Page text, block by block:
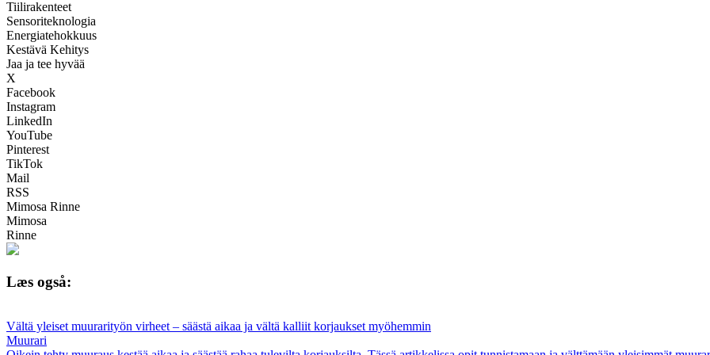
Tiilirakenteet
Sensoriteknologia
Energiatehokkuus
Kestävä Kehitys
Jaa ja tee hyvää
X
Facebook
Instagram
LinkedIn
YouTube
Pinterest
TikTok
Mail
RSS
Mimosa Rinne
Mimosa
Rinne
Læs også:
Vältä yleiset muurarityön virheet – säästä aikaa ja vältä kalliit korjaukset myöhemmin
Muurari